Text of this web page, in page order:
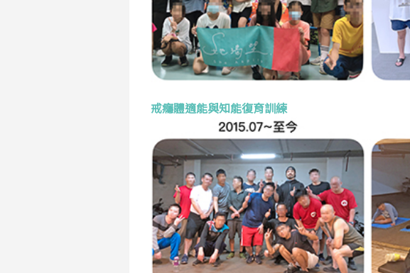
戒癮體適能與知能復育訓練